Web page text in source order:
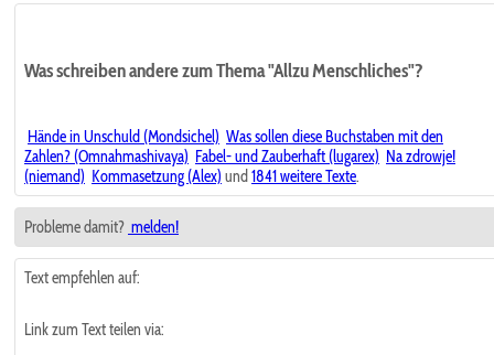
Was schreiben andere zum Thema "Allzu Menschliches"?
Hände in Unschuld (Mondsichel) Was sollen diese Buchstaben mit den
Zahlen? (Omnahmashivaya) Fabel- und Zauberhaft (lugarex) Na zdrowje!
(niemand) Kommasetzung (Alex) und 1841 weitere Texte.
Probleme damit? melden!
Text empfehlen auf:
Link zum Text teilen via: